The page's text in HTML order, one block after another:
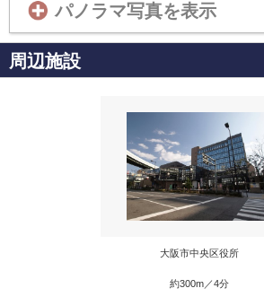
パノラマ写真を表示
周辺施設
大阪市中央区役所
約300m／4分